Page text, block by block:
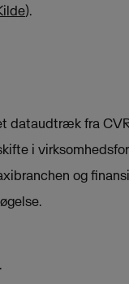
).
dataudtræk fra
i
og